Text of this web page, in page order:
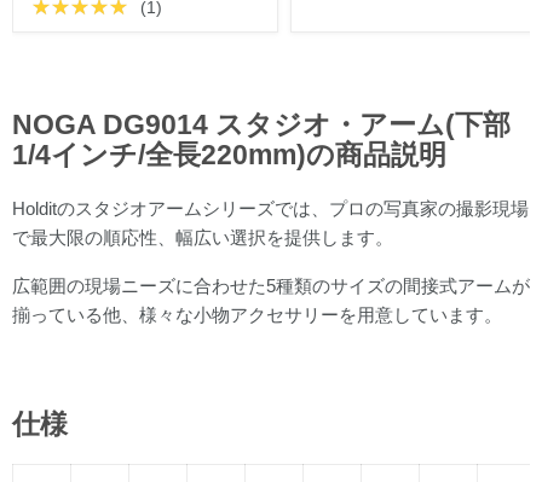
(1)
NOGA DG9014 スタジオ・アーム(下部
1/4インチ/全長220mm)の商品説明
Holditのスタジオアームシリーズでは、プロの写真家の撮影現場
で最大限の順応性、幅広い選択を提供します。
広範囲の現場ニーズに合わせた5種類のサイズの間接式アームが
揃っている他、様々な小物アクセサリーを用意しています。
仕様